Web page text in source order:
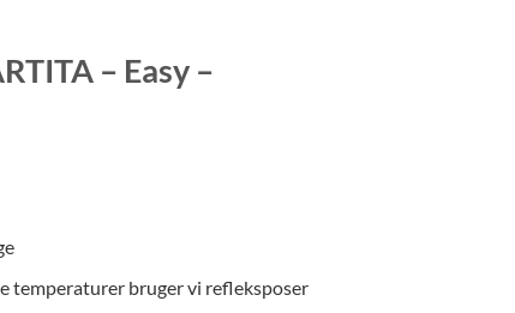
– Easy –
temperaturer bruger vi refleksposer